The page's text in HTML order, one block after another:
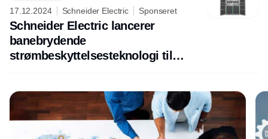
17.12.2024 Schneider Electric Sponseret
Schneider Electric lancerer
banebrydende
strømbeskyttelsesteknologi til